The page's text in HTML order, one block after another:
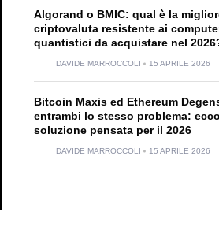
Algorand o BMIC: qual è la
criptovaluta resistente ai
quantistici da acquistare nel
DAVIDE MARROCCOLI 15 APRILE 2026
Bitcoin Maxis ed Ethereum
entrambi lo stesso problema:
soluzione pensata per il 2026
DAVIDE MARROCCOLI 15 APRILE 2026